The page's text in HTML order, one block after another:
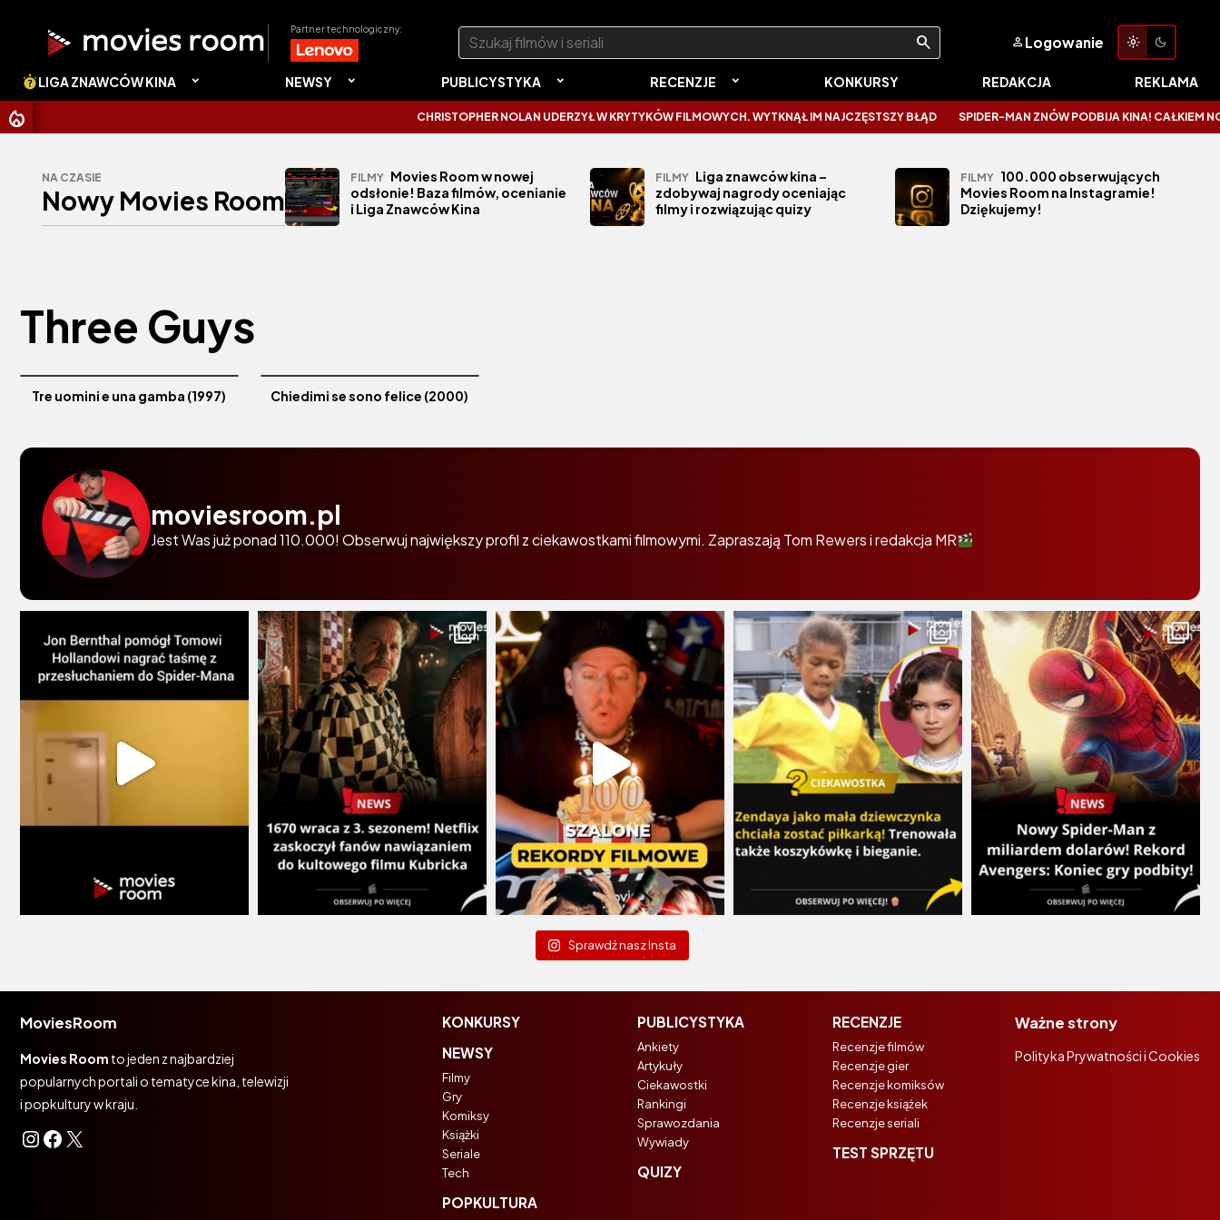
Partner technologiczny: Szukaj:
Logowanie
LIGA ZNAWCÓW KINA NEWSY PUBLICYSTYKA RECENZJE KONKURSY REDAKCJA REKLAMA
CHRISTOPHER NOLAN UDERZYŁ W KRYTYKÓW FILMOWYCH. WYTKNĄŁ IM NAJCZĘSTSZY BŁĄD SPIDER-MAN ZNÓW PODBIJA KINA! CAŁKIEM
NA CZASIE
Nowy Movies Room
FILMY Movies Room w nowej
odsłonie! Baza filmów, ocenianie
i Liga Znawców Kina
FILMY Liga znawców kina –
zdobywaj nagrody oceniając
filmy i rozwiązując quizy
FILMY 100.000 obserwujących
Movies Room na Instagramie!
Dziękujemy!
Three Guys
Tre uomini e una gamba (1997) Chiedimi se sono felice (2000)
moviesroom.pl
Jest Was już ponad 110.000! Obserwuj największy profil z ciekawostkami filmowymi. Zapraszają Tom Rewers i redakcja MR
Sprawdź nasz Insta
MoviesRoom
Movies Room to jeden z najbardziej
popularnych portali o tematyce kina, telewizji
i popkultury w kraju.
Instagram
Facebook
X
KONKURSY
NEWSY
Filmy
Gry
Komiksy
Książki
Seriale
Tech
POPKULTURA
PUBLICYSTYKA
Ankiety
Artykuły
Ciekawostki
Rankingi
Sprawozdania
Wywiady
QUIZY
RECENZJE
Recenzje filmów
Recenzje gier
Recenzje komiksów
Recenzje książek
Recenzje seriali
TEST SPRZĘTU
Ważne strony
Polityka Prywatności i Cookies